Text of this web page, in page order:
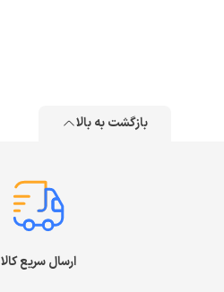
بازگشت به بالا
ارسال سریع کالا